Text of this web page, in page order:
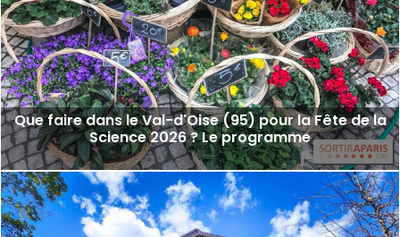
Que faire dans le Val-d'Oise (95) pour la Fête de la
Science 2026 ? Le programme